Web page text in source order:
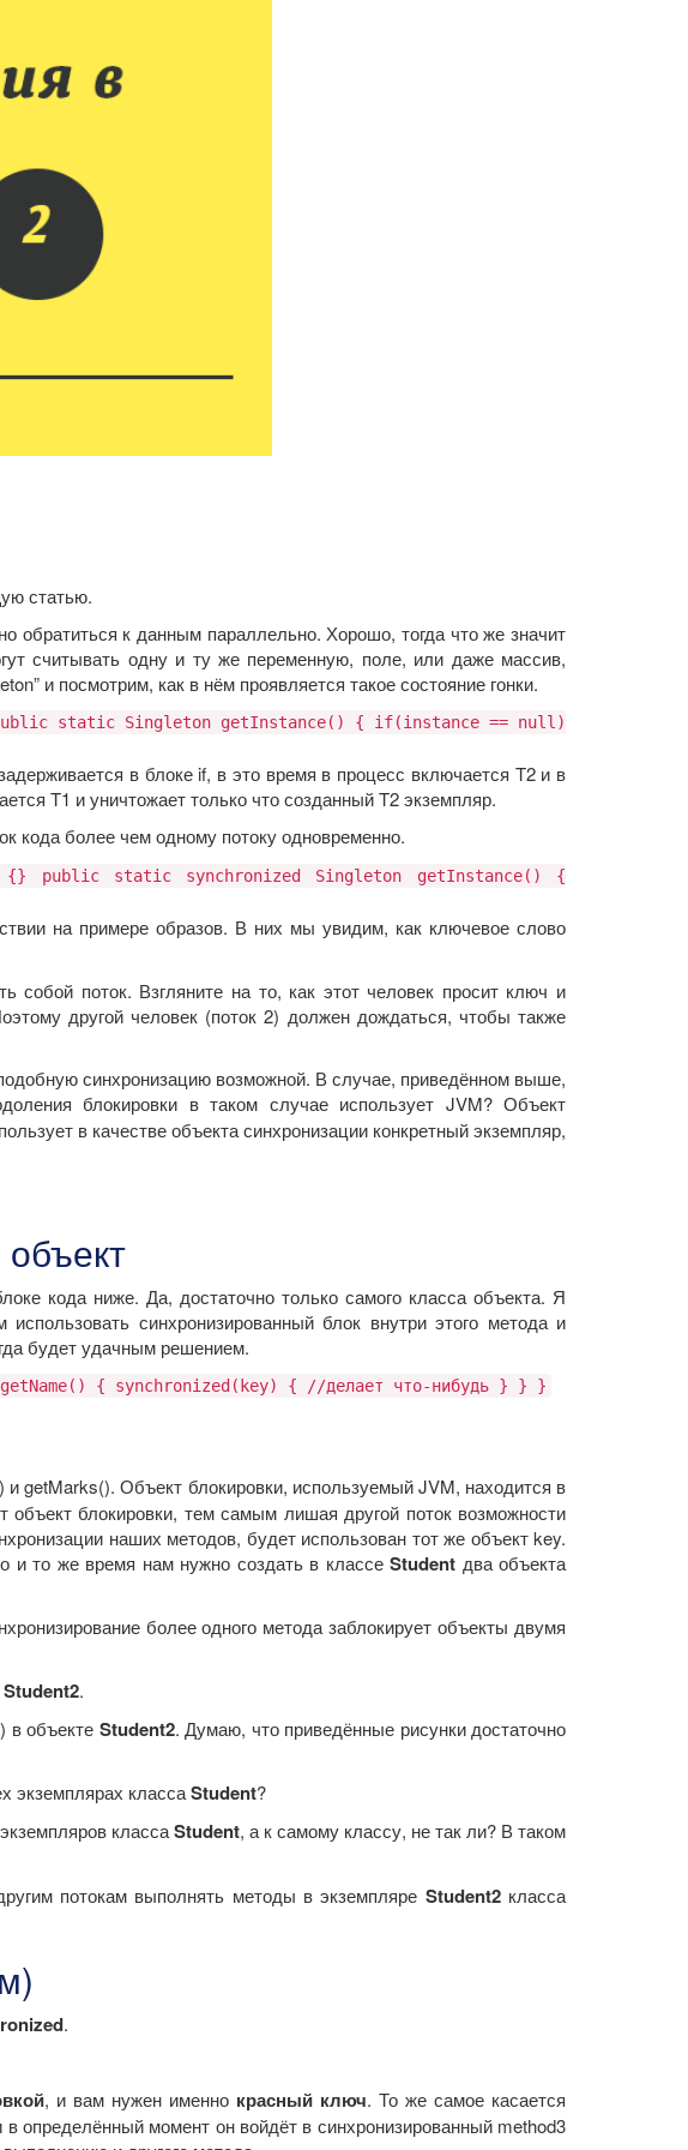
статью.
обратиться к данным параллельно. Хорошо, тогда что же значит
считывать одну и ту же переменную, поле, или даже массив,
и посмотрим, как в нём проявляется такое состояние гонки.
static Singleton getInstance() { if(instance == null)
в блоке if, в это время в процесс включается T2 и в
T1 и уничтожает только что созданный T2 экземпляр.
кода более чем одному потоку одновременно.
public static synchronized Singleton getInstance() {
на примере образов. В них мы увидим, как ключевое слово
собой поток. Взгляните на то, как этот человек просит ключ и
другой человек (поток 2) должен дождаться, чтобы также
синхронизацию возможной. В случае, приведённом выше,
блокировки в таком случае использует JVM? Объект
в качестве объекта синхронизации конкретный экземпляр,
кода ниже. Да, достаточно только самого класса объекта. Я
синхронизированный блок внутри этого метода и
будет удачным решением.
{ synchronized(key) { //делает что-нибудь } } }
getMarks(). Объект блокировки, используемый JVM, находится в
объект блокировки, тем самым лишая другой поток возможности
наших методов, будет использован тот же объект key.
и то же время нам нужно создать в классеStudent два объекта
более одного метода заблокирует объекты двумя
Student2.
в объекте Student2. Думаю, что приведённые рисунки достаточно
экземплярах классаStudent?
классаStudent, а к самому классу, не так ли? В таком
потокам выполнять методы в экземпляре Student2 класса
.
, и вам нужен именно красный ключ. То же самое касается
определённый момент он войдёт в синхронизированный method3